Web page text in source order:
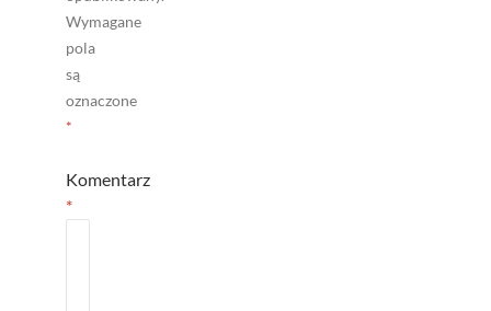
Wymagane
pola
są
oznaczone
*
Komentarz
*